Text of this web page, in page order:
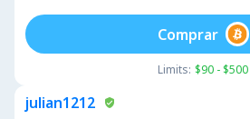
Limits: $90 - $500
Comprar
julian1212